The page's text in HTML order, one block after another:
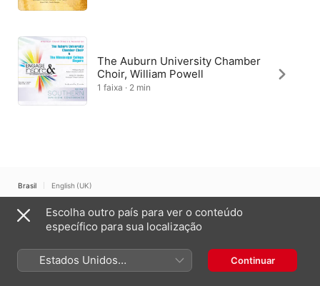
The Auburn University Chamber
Choir, William Powell
1 faixa · 2 min
Brasil English (UK)
Copyright © 2026 Apple Inc. Todos os direitos reservados.
Termos dos serviços de internet
Apple Music e Privacidade
Escolha outro país para ver o conteúdo
específico para sua localização
Estados Unidos
(Português Brasil)
Continuar